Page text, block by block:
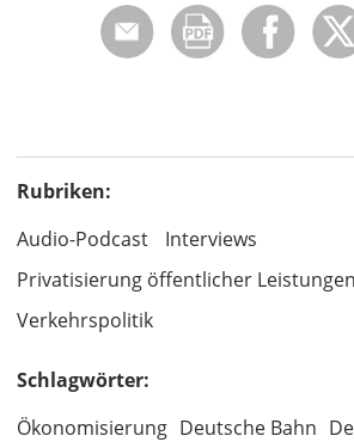
Rubriken:
Audio-Podcast
Interviews
Privatisierung öffentlicher Leistungen
Verkehrspolitik
Schlagwörter:
Ökonomisierung Deutsche Bahn